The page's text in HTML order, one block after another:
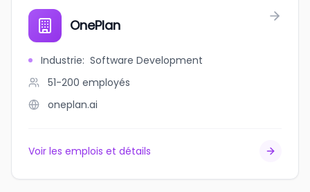
OnePlan
Industrie: Software Development
51-200 employés
oneplan.ai
Voir les emplois et détails